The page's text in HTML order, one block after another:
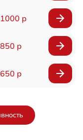
1000 р
850 р
650 р